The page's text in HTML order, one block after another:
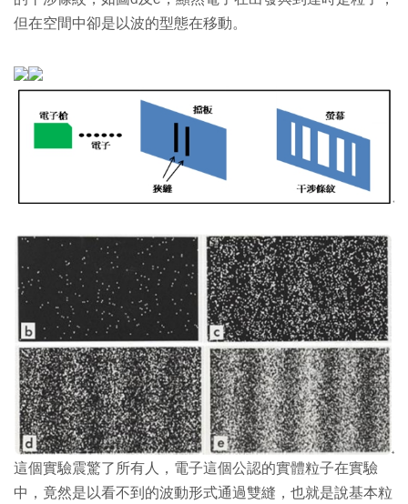
但在空間中卻是以波的型態在移動。
這個實驗震驚了所有人，電子這個公認的實體粒子在實驗
中，竟然是以看不到的波動形式通過雙縫，也就是說基本粒